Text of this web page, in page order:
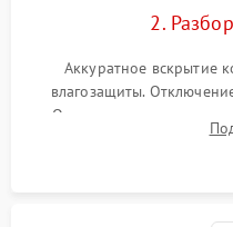
2.
Аккуратное вскрытие
влагозащиты.
Очистка внутренних
обработка германиевого